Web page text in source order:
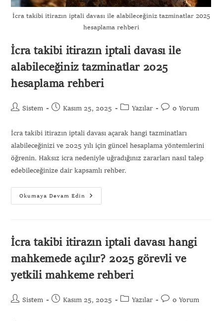
İcra takibi itirazın iptali davası ile alabileceğiniz tazminatlar 2025
hesaplama rehberi
İcra takibi itirazın iptali davası ile
alabileceğiniz tazminatlar 2025
hesaplama rehberi
Sistem Kasım 25, 2025 Yazılar 0 Yorum
İcra takibi itirazın iptali davası açarak hangi tazminatları
alabileceğinizi ve 2025 yılı için güncel hesaplama yöntemlerini
öğrenin. Haksız icra nedeniyle uğradığınız zararları nasıl talep
edebileceğinize dair kapsamlı rehber.
Okumaya Devam Edin
İcra takibi itirazın iptali davası hangi
mahkemede açılır? 2025 görevli ve
yetkili mahkeme rehberi
Sistem Kasım 25, 2025 Yazılar 0 Yorum